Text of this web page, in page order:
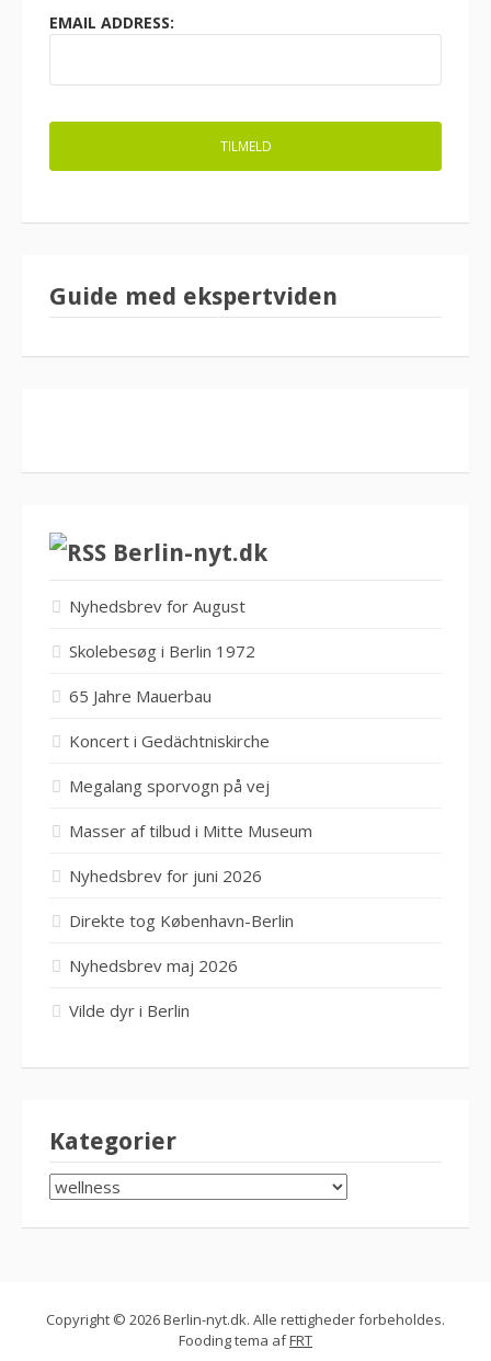
EMAIL ADDRESS:
Guide med ekspertviden
Berlin-nyt.dk
Nyhedsbrev for August
Skolebesøg i Berlin 1972
65 Jahre Mauerbau
Koncert i Gedächtniskirche
Megalang sporvogn på vej
Masser af tilbud i Mitte Museum
Nyhedsbrev for juni 2026
Direkte tog København-Berlin
Nyhedsbrev maj 2026
Vilde dyr i Berlin
Kategorier
KATEGORIER
Copyright © 2026 Berlin-nyt.dk. Alle rettigheder forbeholdes.
Fooding tema afFRT